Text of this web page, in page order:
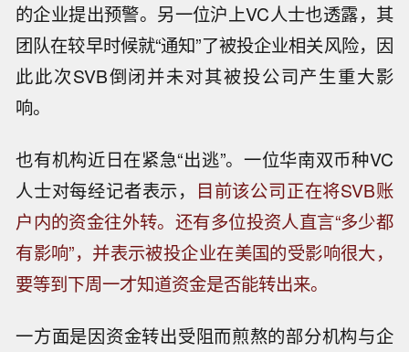
的企业提出预警。另一位沪上VC人士也透露，其
团队在较早时候就“通知”了被投企业相关风险，因
此此次SVB倒闭并未对其被投公司产生重大影
响。
也有机构近日在紧急“出逃”。一位华南双币种VC
人士对每经记者表示， 目前该公司正在将SVB账
户内的资金往外转。还有多位投资人直言“多少都
有影响”，并表示被投企业在美国的受影响很大，
要等到下周一才知道资金是否能转出来。
一方面是因资金转出受阻而煎熬的部分机构与企